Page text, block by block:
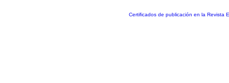
Certificados de publicación en la Revista